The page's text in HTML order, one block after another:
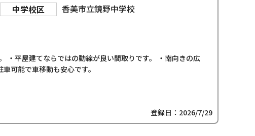
中学校区 香美市立鏡野中学校
・平屋建てならではの動線が良い間取りです。 ・南向きの広
可能で車移動も安心です。
登録日：2026/7/29